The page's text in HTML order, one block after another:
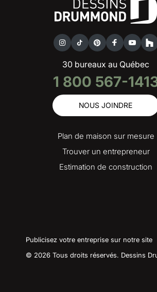
30 bureaux au Québec
1 800 567-
NOUS JOINDRE
Plan de maison sur mesure
Trouver un entrepreneur
Estimation de construction
Publicisez votre entreprise sur notre site
© 2026 Tous droits réservés. Dessins